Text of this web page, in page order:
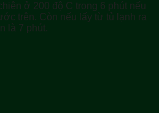
ở 200 độ C trong 6 phút nếu
trên. Còn nếu lấy từ tủ lạnh ra
là 7 phút.